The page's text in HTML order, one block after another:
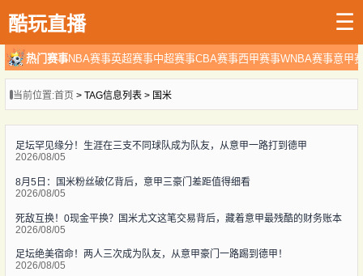
酷玩直播 ☰
热门赛事NBA赛事英超赛事中超赛事CBA赛事西甲赛事WNBA赛事意甲
当前位置:首页 > TAG信息列表 > 国米
足坛罕见缘分！生涯在三支不同球队成为队友，从意甲一路打到德甲
2026/08/05
8月5日：国米粉丝破亿背后，意甲三豪门差距值得细看
2026/08/05
死敌互换！0现金平换？国米尤文这笔交易背后，藏着意甲最残酷的财务账本
2026/08/05
足坛绝美宿命！两人三次成为队友，从意甲豪门一路踢到德甲！
2026/08/05